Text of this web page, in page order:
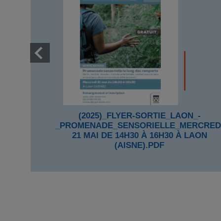
(2025)_FLYER-SORTIE_LAON_-
21 MAI DE 14H30 À 16H30 À LAON
(AISNE).PDF